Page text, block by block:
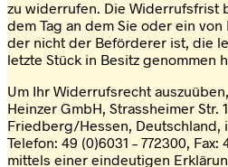
zu widerrufen. Die Widerrufsfrist
dem Tag an dem Sie oder ein
der nicht der Beförderer ist, die
letzte Stück in Besitz genommen
Um Ihr Widerrufsrecht
Heinzer GmbH, Strassheimer Str.
Friedberg/Hessen, Deutschland,
Telefon: 49 (0)6031 – 772300, Fax:
mittels einer eindeutigen